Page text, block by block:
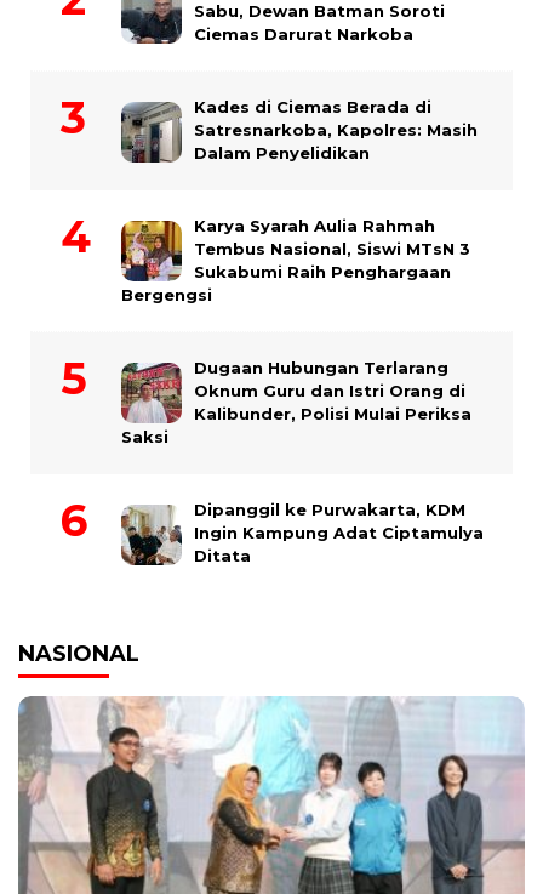
Sabu, Dewan Batman Soroti
Ciemas Darurat Narkoba
Kades di Ciemas Berada di
Satresnarkoba, Kapolres: Masih
Dalam Penyelidikan
Karya Syarah Aulia Rahmah
Tembus Nasional, Siswi MTsN 3
Sukabumi Raih Penghargaan
Bergengsi
Dugaan Hubungan Terlarang
Oknum Guru dan Istri Orang di
Kalibunder, Polisi Mulai Periksa
Saksi
Dipanggil ke Purwakarta, KDM
Ingin Kampung Adat Ciptamulya
Ditata
NASIONAL